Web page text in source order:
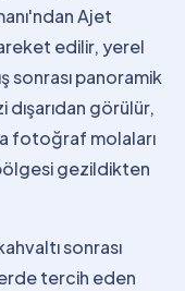
Ajet
edilir, yerel
sonrası panoramik
görülür,
fotoğraf molaları
gezildikten
sonrası
tercih eden